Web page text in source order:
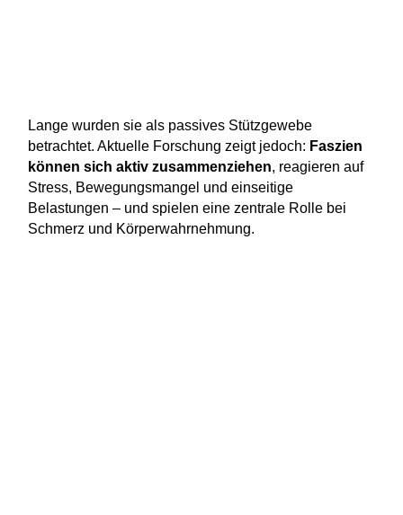
Lange wurden sie als passives Stützgewebe
betrachtet. Aktuelle Forschung zeigt jedoch: Faszien
können sich aktiv zusammenziehen, reagieren auf
Stress, Bewegungsmangel und einseitige
Belastungen – und spielen eine zentrale Rolle bei
Schmerz und Körperwahrnehmung.